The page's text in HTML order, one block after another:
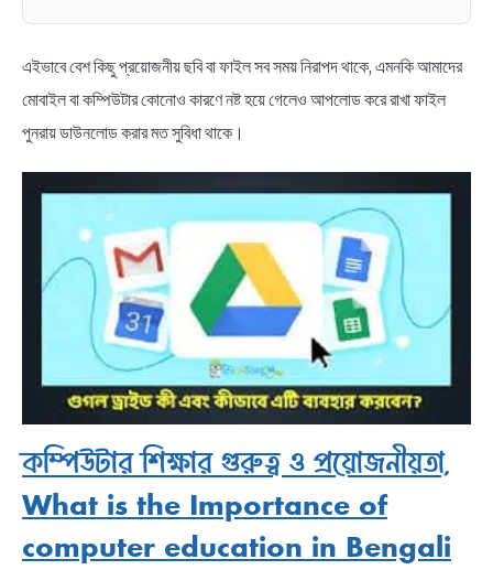
এইভাবে বেশ কিছু প্রয়োজনীয় ছবি বা ফাইল সব সময় নিরাপদ থাকে, এমনকি আমাদের
মোবাইল বা কম্পিউটার কোনোও কারণে নষ্ট হয়ে গেলেও আপলোড করে রাখা ফাইল
পুনরায় ডাউনলোড করার মত সুবিধা থাকে।
কম্পিউটার শিক্ষার গুরুত্ব ও প্রয়োজনীয়তা,
What is the Importance of
computer education in Bengali